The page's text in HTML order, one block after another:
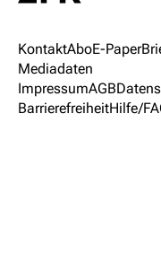
KontaktAboE-Paper
Mediadaten
ImpressumAGB
BarrierefreiheitHilfe/